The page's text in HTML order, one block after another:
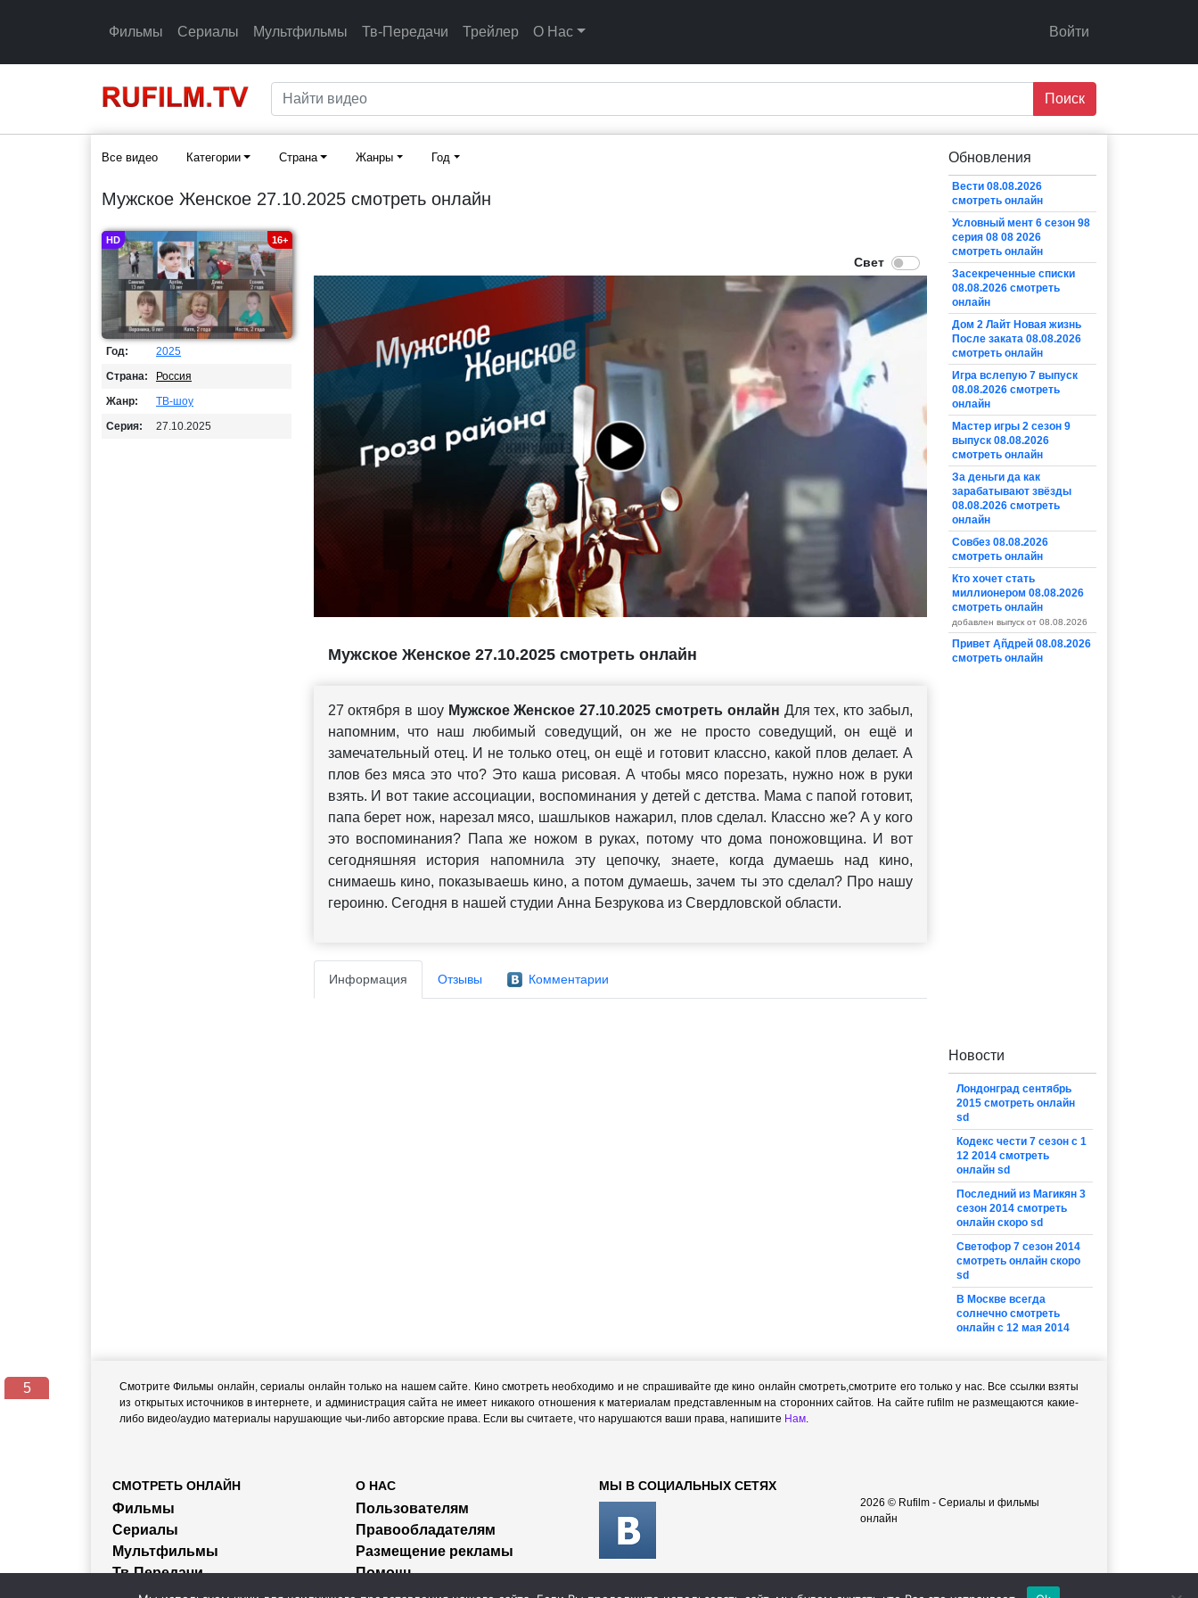
Фильмы Сериалы Мультфильмы Тв-Передачи Трейлер О Нас Войти
Поиск
Все видео Категории Страна Жанры Год
Мужское Женское 27.10.2025 смотреть онлайн
HD 16+
Год:
2025
Страна:
Россия
Жанр:
ТВ-шоу
Серия:
27.10.2025
Мужское Женское 27.10.2025 смотреть онлайн
27 октября в шоу Мужское Женское 27.10.2025 смотреть онлайн Для тех, кто забыл,
напомним, что наш любимый соведущий, он же не просто соведущий, он ещё и
замечательный отец. И не только отец, он ещё и готовит классно, какой плов делает. А
плов без мяса это что? Это каша рисовая. А чтобы мясо порезать, нужно нож в руки
взять. И вот такие ассоциации, воспоминания у детей с детства. Мама с папой готовит,
папа берет нож, нарезал мясо, шашлыков нажарил, плов сделал. Классно же? А у кого
это воспоминания? Папа же ножом в руках, потому что дома поножовщина. И вот
сегодняшняя история напомнила эту цепочку, знаете, когда думаешь над кино,
снимаешь кино, показываешь кино, а потом думаешь, зачем ты это сделал? Про нашу
героиню. Сегодня в нашей студии Анна Безрукова из Свердловской области.
Информация Отзывы Комментарии
Обновления
Вести 08.08.2026
смотреть онлайн
Условный мент 6 сезон 98
серия 08 08 2026
смотреть онлайн
Засекреченные списки
08.08.2026 смотреть
онлайн
Дом 2 Лайт Новая жизнь
После заката 08.08.2026
смотреть онлайн
Игра вслепую 7 выпуск
08.08.2026 смотреть
онлайн
Мастер игры 2 сезон 9
выпуск 08.08.2026
смотреть онлайн
За деньги да как
зарабатывают звёзды
08.08.2026 смотреть
онлайн
Совбез 08.08.2026
смотреть онлайн
Кто хочет стать
миллионером 08.08.2026
смотреть онлайн
добавлен выпуск от 08.08.2026
Привет Ąñдpей 08.08.2026
смотреть онлайн
Новости
Лондонград сентябрь
2015 смотреть онлайн
sd
Кодекс чести 7 сезон с 1
12 2014 смотреть
онлайн sd
Последний из Магикян 3
сезон 2014 смотреть
онлайн скоро sd
Светофор 7 сезон 2014
смотреть онлайн скоро
sd
В Москве всегда
солнечно смотреть
онлайн с 12 мая 2014
Смотрите Фильмы онлайн, сериалы онлайн только на нашем сайте. Кино смотреть необходимо и не спрашивайте где кино онлайн смотреть,cмотрите его только у нас. Все ссылки взяты
из открытых источников в интернете, и администрация сайта не имеет никакого отношения к материалам представленным на сторонних сайтов. На сайте rufilm не размещаются какие-
либо видео/аудио материалы нарушающие чьи-либо авторские права. Если вы считаете, что нарушаются ваши права, напишите Нам.
СМОТРЕТЬ ОНЛАЙН
Фильмы
Сериалы
Мультфильмы
Тв-Передачи
Трейлеры
О НАС
Пользователям
Правообладателям
Размещение рекламы
Помощь
МЫ В СОЦИАЛЬНЫХ СЕТЯХ
2026 © Rufilm - Сериалы и фильмы
онлайн
5